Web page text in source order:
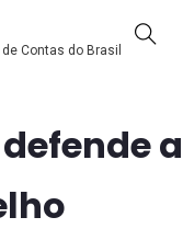
Contas do Brasil
a